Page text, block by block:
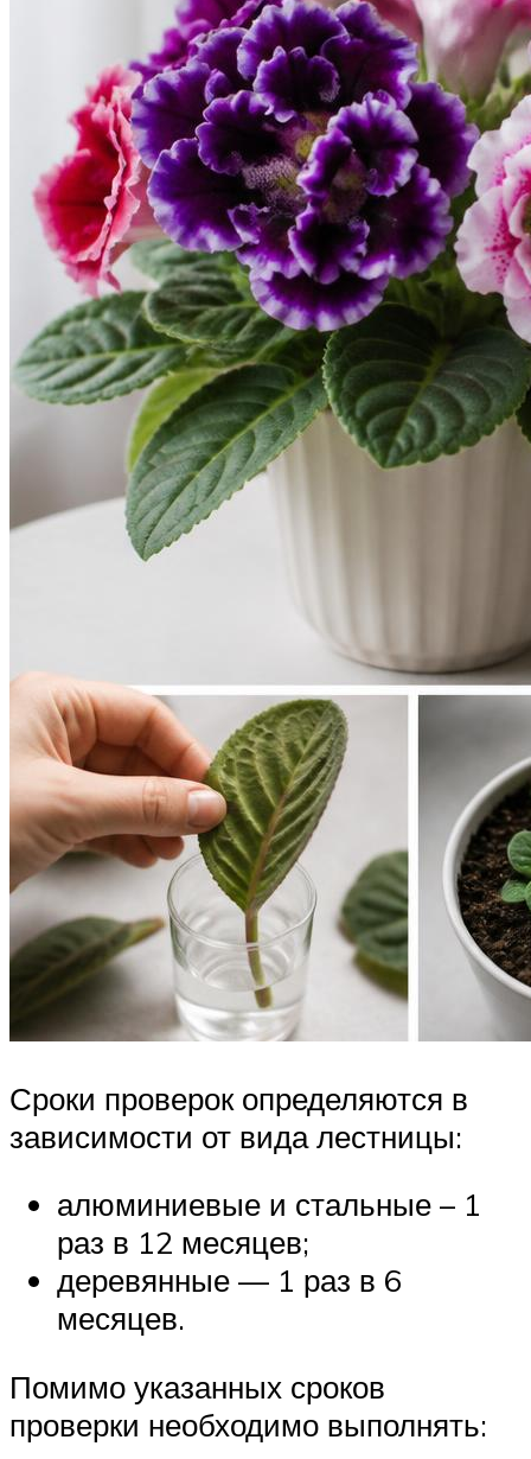
Сроки проверок определяются в
зависимости от вида лестницы:
алюминиевые и стальные – 1
раз в 12 месяцев;
деревянные — 1 раз в 6
месяцев.
Помимо указанных сроков
проверки необходимо выполнять: